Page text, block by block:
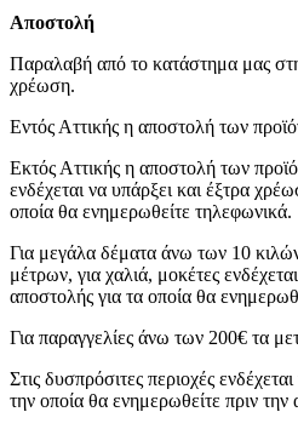
Αποστολή
Παραλαβή από το κατάστημα μας
χρέωση.
Εντός Αττικής η αποστολή των
Εκτός Αττικής η αποστολή των
ενδέχεται να υπάρξει και έξτρα
οποία θα ενημερωθείτε τηλεφωνικά.
Για μεγάλα δέματα άνω των 10
μέτρων, για χαλιά, μοκέτες
αποστολής για τα οποία θα
Για παραγγελίες άνω των 200€ τα
Στις δυσπρόσιτες περιοχές
την οποία θα ενημερωθείτε πριν την